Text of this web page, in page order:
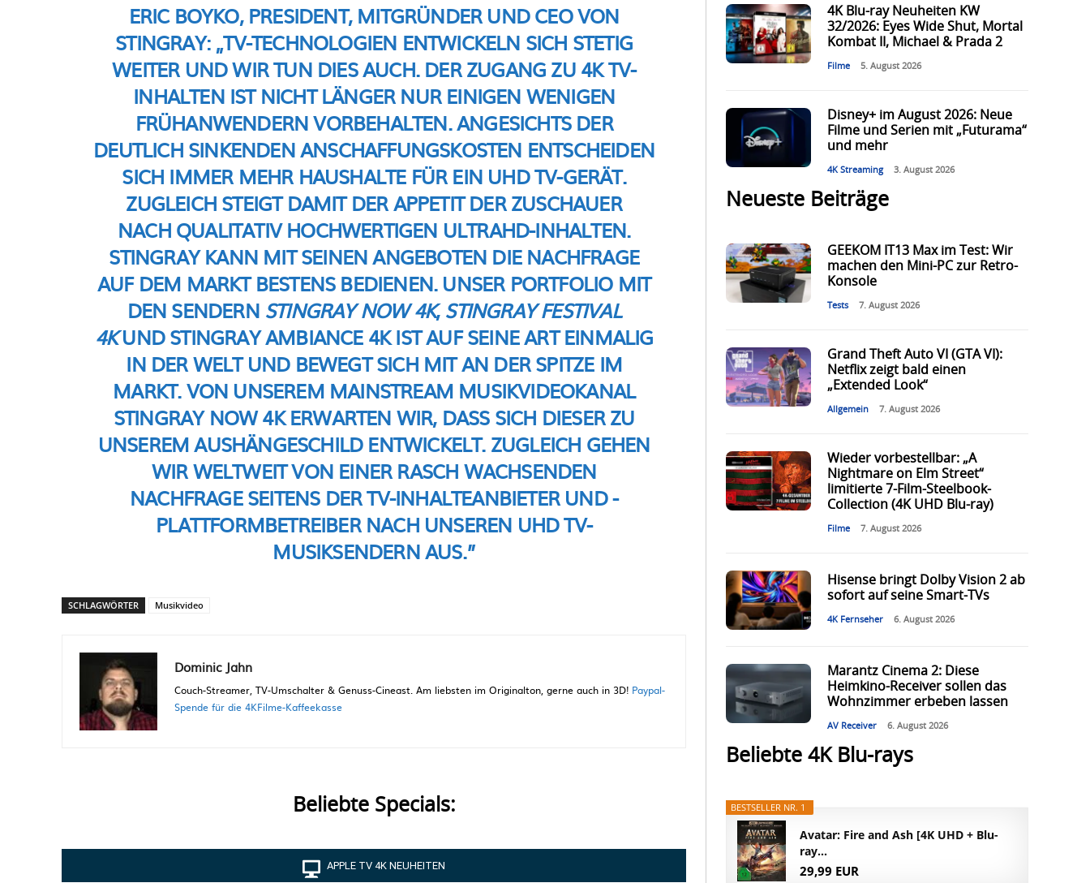
ERIC BOYKO, PRESIDENT, MITGRÜNDER UND CEO VON
STINGRAY:„TV-TECHNOLOGIEN ENTWICKELN SICH STETIG
WEITER UND WIR TUN DIES AUCH. DER ZUGANG ZU 4K TV-
INHALTEN IST NICHT LÄNGER NUR EINIGEN WENIGEN
FRÜHANWENDERN VORBEHALTEN. ANGESICHTS DER
DEUTLICH SINKENDEN ANSCHAFFUNGSKOSTEN ENTSCHEIDEN
SICH IMMER MEHR HAUSHALTE FÜR EIN UHD TV-GERÄT.
ZUGLEICH STEIGT DAMIT DER APPETIT DER ZUSCHAUER
NACHQUALITATIVHOCHWERTIGEN ULTRAHD-INHALTEN.
STINGRAY KANN MIT SEINEN ANGEBOTEN DIE NACHFRAGE
AUF DEM MARKT BESTENS BEDIENEN. UNSER PORTFOLIO MIT
DEN SENDERN STINGRAY NOW 4K,STINGRAY FESTIVAL
4KUND STINGRAY AMBIANCE 4K IST AUF SEINE ART EINMALIG
IN DER WELT UND BEWEGT SICH MIT AN DER SPITZE IM
MARKT. VON UNSEREM MAINSTREAM MUSIKVIDEOKANAL
STINGRAY NOW 4K ERWARTEN WIR, DASS SICH DIESER ZU
UNSEREM AUSHÄNGESCHILD ENTWICKELT. ZUGLEICH GEHEN
WIR WELTWEIT VON EINER RASCH WACHSENDEN
NACHFRAGE SEITENS DER TV-INHALTEANBIETER UND -
PLATTFORMBETREIBER NACH UNSEREN UHD TV-
MUSIKSENDERN AUS.”
SCHLAGWÖRTER Musikvideo
Dominic Jahn
Couch-Streamer, TV-Umschalter & Genuss-Cineast. Am liebsten im Originalton, gerne auch in 3D! Paypal-
Spende für die 4KFilme-Kaffeekasse
Beliebte Specials:
APPLE TV 4K NEUHEITEN
4K Blu-ray Neuheiten KW
32/2026: Eyes Wide Shut, Mortal
Kombat II, Michael & Prada 2
Filme 5. August 2026
Disney+ im August 2026: Neue
Filme und Serien mit „Futurama“
und mehr
4K Streaming 3. August 2026
Neueste Beiträge
GEEKOM IT13 Max im Test: Wir
machen den Mini-PC zur Retro-
Konsole
Tests 7. August 2026
Grand Theft Auto VI (GTA VI):
Netflix zeigt bald einen
„Extended Look“
Allgemein 7. August 2026
Wieder vorbestellbar: „A
Nightmare on Elm Street“
limitierte 7-Film-Steelbook-
Collection (4K UHD Blu-ray)
Filme 7. August 2026
Hisense bringt Dolby Vision 2 ab
sofort auf seine Smart-TVs
4K Fernseher 6. August 2026
Marantz Cinema 2: Diese
Heimkino-Receiver sollen das
Wohnzimmer erbeben lassen
AV Receiver 6. August 2026
Beliebte 4K Blu-rays
BESTSELLER NR. 1
Avatar: Fire and Ash [4K UHD + Blu-
ray...
29,99 EUR